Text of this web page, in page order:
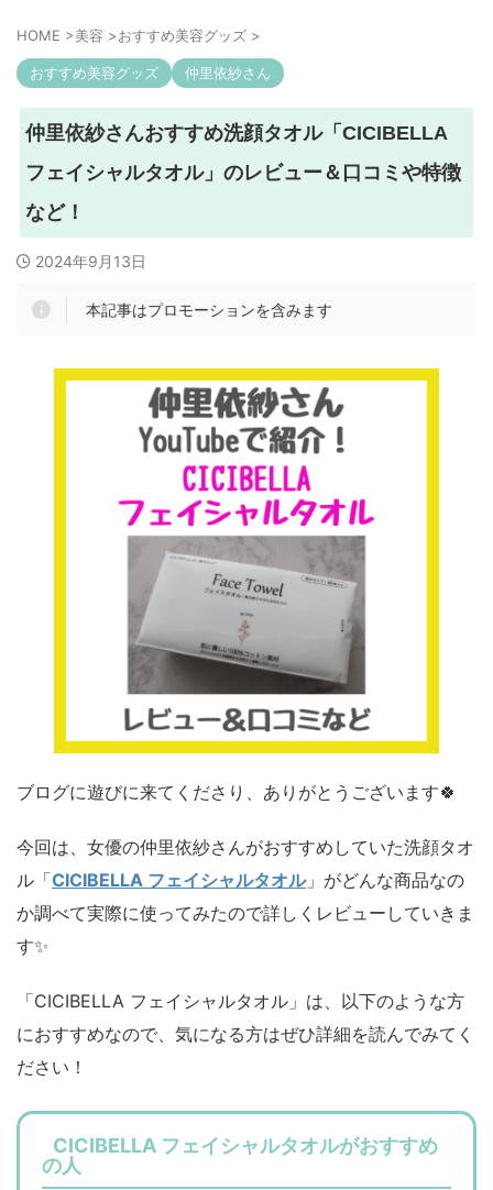
HOME >美容 >おすすめ美容グッズ >
おすすめ美容グッズ 仲里依紗さん
仲里依紗さんおすすめ洗顔タオル「CICIBELLA
フェイシャルタオル」のレビュー＆口コミや特徴
など！
2024年9月13日
本記事はプロモーションを含みます
ブログに遊びに来てくださり、ありがとうございます🍀
今回は、女優の仲里依紗さんがおすすめしていた洗顔タオ
ル「CICIBELLA フェイシャルタオル」がどんな商品なの
か調べて実際に使ってみたので詳しくレビューしていきま
す✨
「CICIBELLA フェイシャルタオル」は、以下のような方
におすすめなので、気になる方はぜひ詳細を読んでみてく
ださい！
CICIBELLA フェイシャルタオルがおすすめ
の人